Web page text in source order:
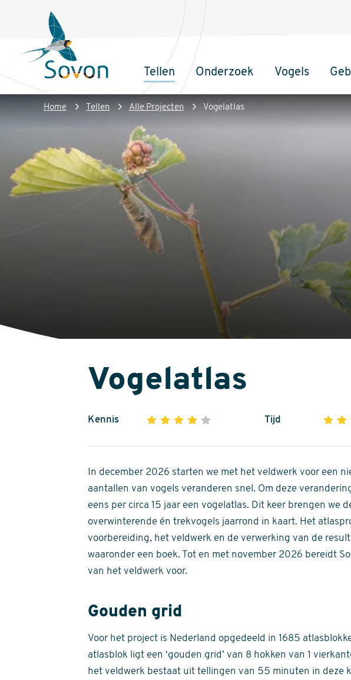
inhoud
Sovon
Homepage
Hoofdnavigatie
Tellen Onderzoek Vogels
Kruimelpad
Home Tellen Alle Projecten Vogelatlas
Vogelatlas
Kennis 1 2 3 4
of
5
stars
Tijd 1
of
5
stars
In december 2026 starten we met het veldwerk voor een
aantallen van vogels veranderen snel. Om deze
eens per circa 15 jaar een vogelatlas. Dit keer brengen we
overwinterende én trekvogels jaarrond in kaart. Het
voorbereiding, het veldwerk en de verwerking van de
waaronder een boek. Tot en met november 2026 bereidt
van het veldwerk voor.
Gouden grid
Voor het project is Nederland opgedeeld in 1685
atlasblok ligt een ‘gouden grid’ van 8 hokken van 1
het veldwerk bestaat uit tellingen van 55 minuten in deze